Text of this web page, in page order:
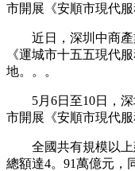
市開展《安順市現代
近日，深圳中商產
《運城市十五五現代
地。。。
5月6日至10日，深
市開展《安順市現代
全國共有規模以上
總額達4。91萬億元，